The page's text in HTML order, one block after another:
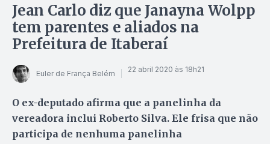
Jean Carlo diz que Janayna Wolpp
tem parentes e aliados na
Prefeitura de Itaberaí
Euler de França Belém 22 abril 2020 às 18h21
O ex-deputado afirma que a panelinha da
vereadora inclui Roberto Silva. Ele frisa que não
participa de nenhuma panelinha